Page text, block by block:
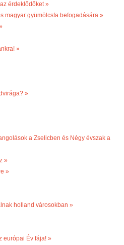
érdeklődőket »
magyar gyümölcsfa befogadására »
»
»
a Zselicben és Négy évszak a
»
»
holland városokban »
európai Év fája! »